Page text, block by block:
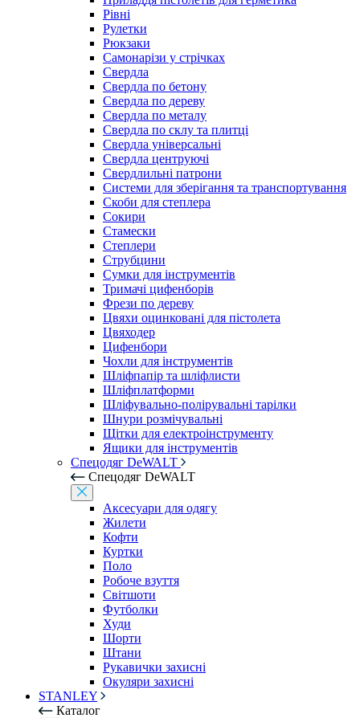
Рівні
Рулетки
Рюкзаки
Самонарізи у стрічках
Свердла
Свердла по бетону
Свердла по дереву
Свердла по металу
Свердла по склу та плитці
Свердла універсальні
Свердла центруючі
Свердлильні патрони
Системи для зберігання та транспортування
Скоби для степлера
Сокири
Стамески
Степлери
Струбцини
Сумки для інструментів
Тримачі цифенборів
Фрези по дереву
Цвяхи оцинковані для пістолета
Цвяходер
Цифенбори
Чохли для інструментів
Шліфпапір та шліфлисти
Шліфплатформи
Шліфувально-полірувальні тарілки
Шнури розмічувальні
Щітки для електроінструменту
Ящики для інструментів
Спецодяг DeWALT
Спецодяг DeWALT
Аксесуари для одягу
Жилети
Кофти
Куртки
Поло
Робоче взуття
Світшоти
Футболки
Худи
Шорти
Штани
Рукавички захисні
Окуляри захисні
STANLEY
Каталог